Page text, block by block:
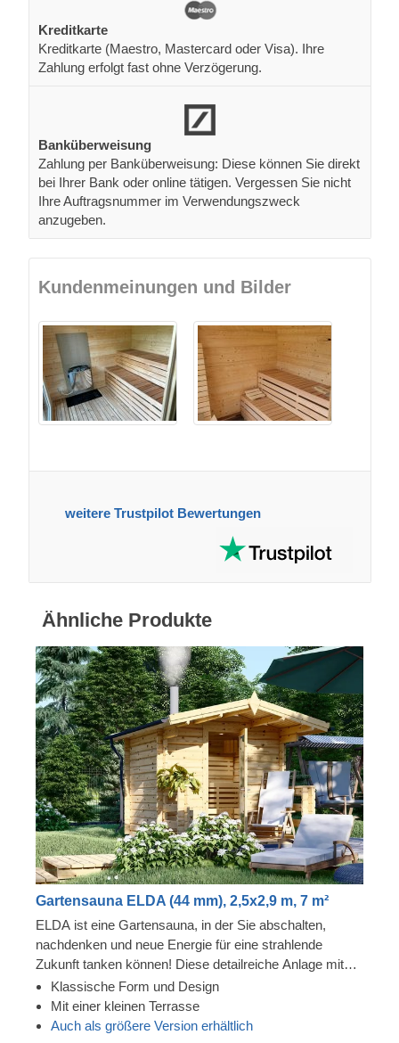
Kreditkarte
Kreditkarte (Maestro, Mastercard oder Visa). Ihre
Zahlung erfolgt fast ohne Verzögerung.
Banküberweisung
Zahlung per Banküberweisung: Diese können Sie direkt
bei Ihrer Bank oder online tätigen. Vergessen Sie nicht
Ihre Auftragsnummer im Verwendungszweck
anzugeben.
Kundenmeinungen und Bilder
weitere Trustpilot Bewertungen
Ähnliche Produkte
Gartensauna ELDA (44 mm), 2,5x2,9 m, 7 m²
ELDA ist eine Gartensauna, in der Sie abschalten,
nachdenken und neue Energie für eine strahlende
Zukunft tanken können! Diese detailreiche Anlage mit
schönem Spitzdach ist gemütlich und komfortabel und
verfügt über 3 Reihen von Bänken, zwischen denen Sie
wählen können. Die Terrasse mit Dachüberstand
Klassische Form und Design
Mit einer kleinen Terrasse
Auch als größere Version erhältlich